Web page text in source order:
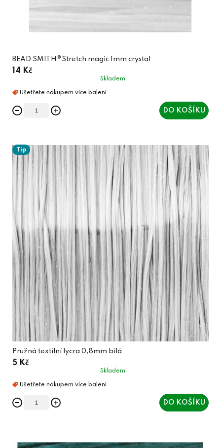
BEAD SMITH®Stretch magic 1mm crystal
14 Kč
Skladem
DO KOŠÍKU
Tip
Pružná textilní lycra 0,8mm bílá
5 Kč
Skladem
DO KOŠÍKU